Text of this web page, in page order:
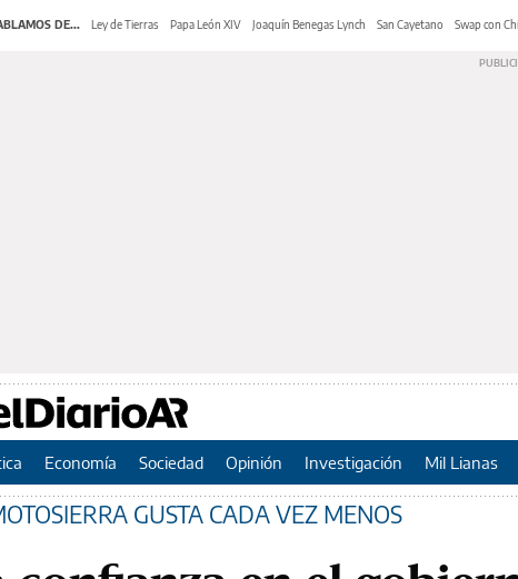
DE... Ley de Tierras Papa León XIV Joaquín Benegas Lynch San Cayetano Swap con
Economía Sociedad Opinión Investigación Mil Lianas
GUSTA CADA VEZ MENOS